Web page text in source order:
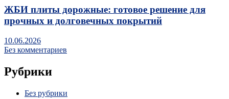
ЖБИ плиты дорожные: готовое решение для
прочных и долговечных покрытий
10.06.2026
Без комментариев
Рубрики
Без рубрики